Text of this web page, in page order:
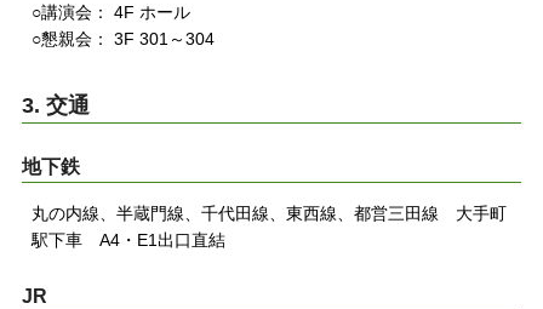
○講演会： 4F ホール
○懇親会： 3F 301～304
3. 交通
地下鉄
丸の内線、半蔵門線、千代田線、東西線、都営三田線 大手町
駅下車 A4・E1出口直結
JR